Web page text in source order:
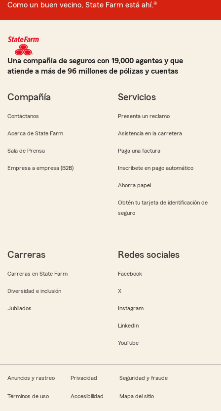
Como un buen vecino, State Farm está ahí.®
Una compañía de seguros con 19,000 agentes y que
atiende a más de 96 millones de pólizas y cuentas
Compañía
Contáctanos
Acerca de State Farm
Sala de Prensa
Empresa a empresa (B2B)
Servicios
Presenta un reclamo
Asistencia en la carretera
Paga una factura
Inscríbete en pago automático
Ahorra papel
Obtén tu tarjeta de identificación de
seguro
Carreras
Carreras en State Farm
Diversidad e inclusión
Jubilados
Redes sociales
Facebook
X
Instagram
LinkedIn
YouTube
Anuncios y rastreo Privacidad Seguridad y fraude
Términos de uso Accesibilidad Mapa del sitio